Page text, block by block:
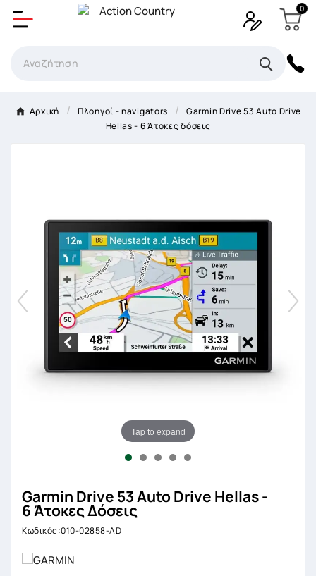
0
Αρχική Πλοηγοί - navigators
Garmin Drive 53 Auto Drive
Hellas - 6 Άτοκες δόσεις
Tap to expand
Garmin Drive 53 Auto Drive Hellas -
6 Άτοκες Δόσεις
Κωδικός:010-02858-AD
Δημιουργία λίστα επιθυμητών
×
Όνομα Λίστα επιθυμιτών
Δημιουργία λίστα επιθυμητών